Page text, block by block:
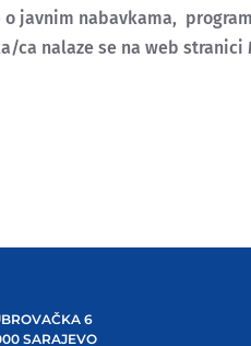
javnim nabavkama,
nalaze se na web stranici
6
SARAJEVO